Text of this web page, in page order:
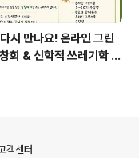
시 만나요! 온라인 그린
회 & 신학적 쓰레기학 이
객센터